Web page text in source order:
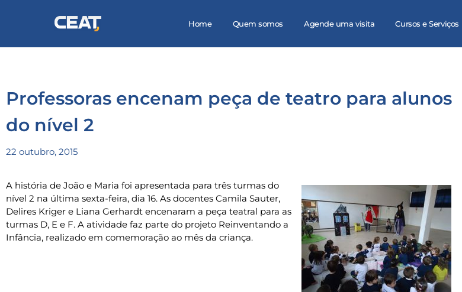
Home Quem somos Agende uma visita Cursos e Serviços
Professoras encenam peça de teatro para alunos
do nível 2
22 outubro, 2015
A história de João e Maria foi apresentada para três turmas do
nível 2 na última sexta-feira, dia 16. As docentes Camila Sauter,
Delires Kriger e Liana Gerhardt encenaram a peça teatral para as
turmas D, E e F. A atividade faz parte do projeto Reinventando a
Infância, realizado em comemoração ao mês da criança.